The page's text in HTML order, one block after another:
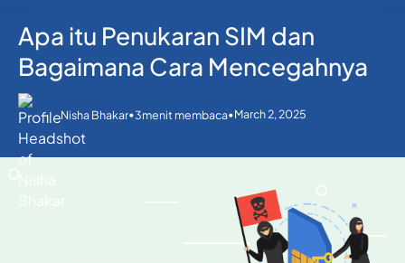
Rumah Blog
Lainnya
Mencegahnya
Apa itu Penukaran SIM dan
Bagaimana Cara Mencegahnya
Nisha Bhakar•3menit membaca•March 2, 2025